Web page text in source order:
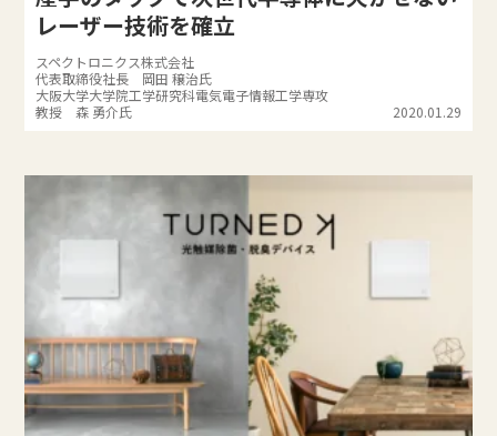
レーザー技術を確立
スペクトロニクス株式会社
代表取締役社長 岡田 穣治氏
大阪大学大学院工学研究科電気電子情報工学専攻
教授 森 勇介氏
2020.01.29